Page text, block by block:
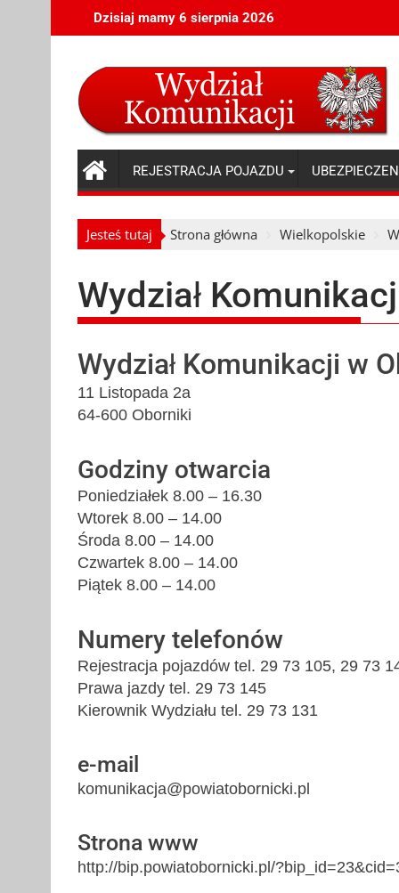
to
Dzisiaj mamy 6 sierpnia 2026
REJESTRACJA POJAZDU
Jesteś tutaj Strona główna Wielkopolskie
Wydział
Wydział Komunikacji w
11 Listopada 2a
64-600 Oborniki
Godziny otwarcia
Poniedziałek 8.00 – 16.30
Wtorek 8.00 – 14.00
Środa 8.00 – 14.00
Czwartek 8.00 – 14.00
Piątek 8.00 – 14.00
Numery telefonów
Rejestracja pojazdów tel. 29 73 105, 29 73
Prawa jazdy tel. 29 73 145
Kierownik Wydziału tel. 29 73 131
e-mail
komunikacja@powiatobornicki.pl
Strona www
http://bip.powiatobornicki.pl/